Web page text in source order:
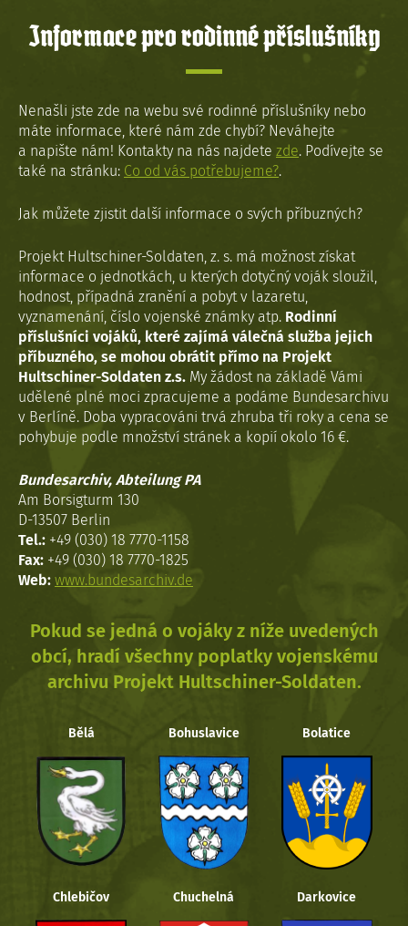
Informace pro rodinné příslušníky
Nenašli jste zde na webu své rodinné příslušníky nebo
máte informace, které nám zde chybí? Neváhejte
a napište nám! Kontakty na nás najdete zde. Podívejte se
také na stránku: Co od vás potřebujeme?.
Jak můžete zjistit další informace o svých příbuzných?
Projekt Hultschiner-Soldaten, z. s. má možnost získat
informace o jednotkách, u kterých dotyčný voják sloužil,
hodnost, případná zranění a pobyt v lazaretu,
vyznamenání, číslo vojenské známky atp. Rodinní
příslušníci vojáků, které zajímá válečná služba jejich
příbuzného, se mohou obrátit přímo na Projekt
Hultschiner-Soldaten z.s. My žádost na základě Vámi
udělené plné moci zpracujeme a podáme Bundesarchivu
v Berlíně. Doba vypracováni trvá zhruba tři roky a cena se
pohybuje podle množství stránek a kopií okolo 16 €.
Bundesarchiv, Abteilung PA
Am Borsigturm 130
D-13507 Berlin
Tel.: +49 (030) 18 7770-1158
Fax: +49 (030) 18 7770-1825
Web: www.bundesarchiv.de
Pokud se jedná o vojáky z níže uvedených
obcí, hradí všechny poplatky vojenskému
archivu Projekt Hultschiner-Soldaten.
Bělá Bohuslavice Bolatice
Chlebičov Chuchelná Darkovice